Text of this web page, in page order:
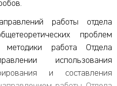
работы отдела
проблем
методики работа Отдела
использования
и составления